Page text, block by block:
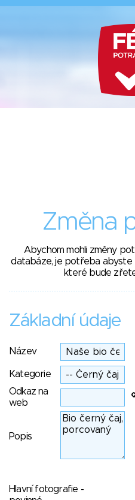
Změna
Abychom mohli změny
databáze, je potřeba abyste
které bude
Základní údaje
Název
Kategorie
Odkaz na
web
Popis
Hlavní fotografie -